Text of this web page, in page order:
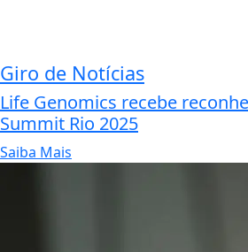
Giro de Notícias
Life Genomics recebe
Summit Rio 2025
Saiba Mais